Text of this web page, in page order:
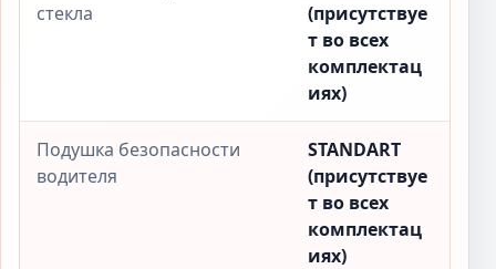
стекла
(присутствуе
т во всех
комплектац
иях)
Подушка безопасности
водителя
STANDART
(присутствуе
т во всех
комплектац
иях)